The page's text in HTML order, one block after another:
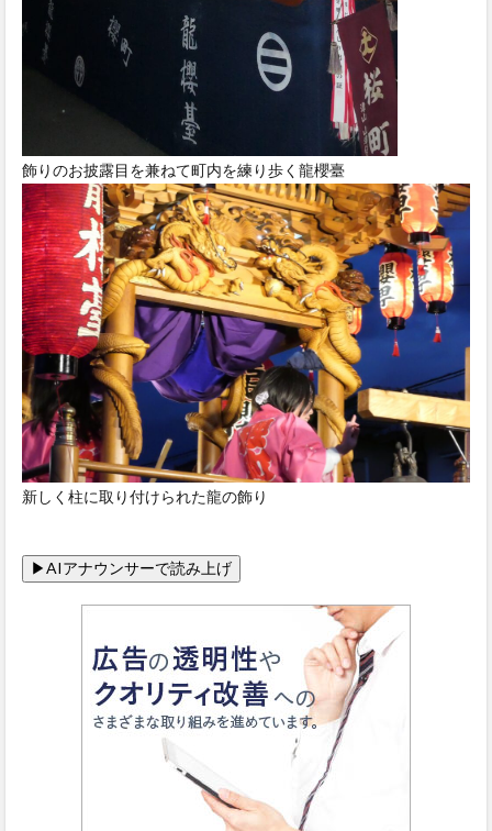
飾りのお披露目を兼ねて町内を練り歩く龍櫻臺
新しく柱に取り付けられた龍の飾り